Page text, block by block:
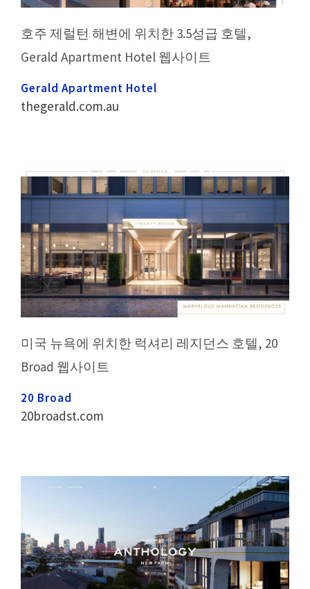
호주 제럴턴 해변에 위치한 3.5성급 호텔,
Gerald Apartment Hotel 웹사이트
Gerald Apartment Hotel
thegerald.com.au
미국 뉴욕에 위치한 럭셔리 레지던스 호텔, 20
Broad 웹사이트
20 Broad
20broadst.com